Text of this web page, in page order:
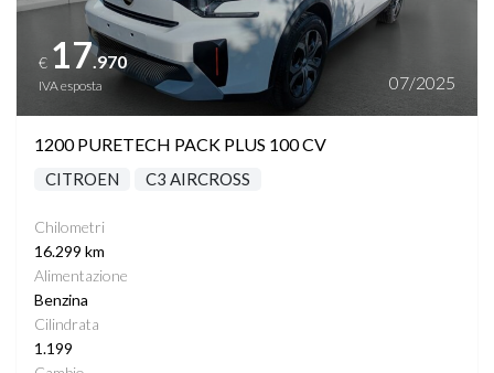
€ 17.970
IVA esposta 07/2025
1200 PURETECH PACK PLUS 100 CV
CITROEN C3 AIRCROSS
Chilometri
16.299 km
Alimentazione
Benzina
Cilindrata
1.199